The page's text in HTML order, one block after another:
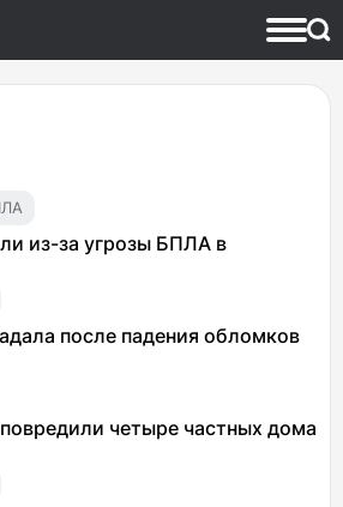
из-за угрозы БПЛА в
после падения обломков
четыре частных дома